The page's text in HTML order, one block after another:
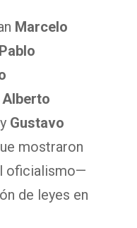
Marcelo
Alberto
Gustavo
mostraron
oficialismo—
de leyes en